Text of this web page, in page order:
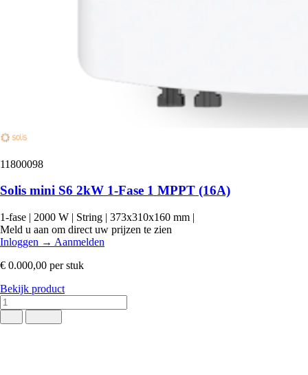
11800098
Solis mini S6 2kW 1-Fase 1 MPPT (16A)
1-fase | 2000 W | String | 373x310x160 mm |
Meld u aan om direct uw prijzen te zien
Inloggen → Aanmelden
€ 0.000,00 per stuk
Bekijk product